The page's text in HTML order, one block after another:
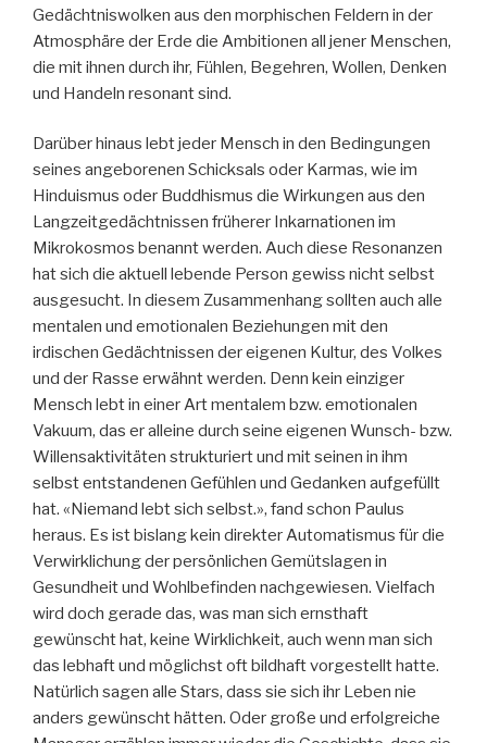
Gedächtniswolken aus den morphischen Feldern in der
Atmosphäre der Erde die Ambitionen all jener Menschen,
die mit ihnen durch ihr, Fühlen, Begehren, Wollen, Denken
und Handeln resonant sind.
Darüber hinaus lebt jeder Mensch in den Bedingungen
seines angeborenen Schicksals oder Karmas, wie im
Hinduismus oder Buddhismus die Wirkungen aus den
Langzeitgedächtnissen früherer Inkarnationen im
Mikrokosmos benannt werden. Auch diese Resonanzen
hat sich die aktuell lebende Person gewiss nicht selbst
ausgesucht. In diesem Zusammenhang sollten auch alle
mentalen und emotionalen Beziehungen mit den
irdischen Gedächtnissen der eigenen Kultur, des Volkes
und der Rasse erwähnt werden. Denn kein einziger
Mensch lebt in einer Art mentalem bzw. emotionalen
Vakuum, das er alleine durch seine eigenen Wunsch- bzw.
Willensaktivitäten strukturiert und mit seinen in ihm
selbst entstandenen Gefühlen und Gedanken aufgefüllt
hat. «Niemand lebt sich selbst.», fand schon Paulus
heraus. Es ist bislang kein direkter Automatismus für die
Verwirklichung der persönlichen Gemütslagen in
Gesundheit und Wohlbefinden nachgewiesen. Vielfach
wird doch gerade das, was man sich ernsthaft
gewünscht hat, keine Wirklichkeit, auch wenn man sich
das lebhaft und möglichst oft bildhaft vorgestellt hatte.
Natürlich sagen alle Stars, dass sie sich ihr Leben nie
anders gewünscht hätten. Oder große und erfolgreiche